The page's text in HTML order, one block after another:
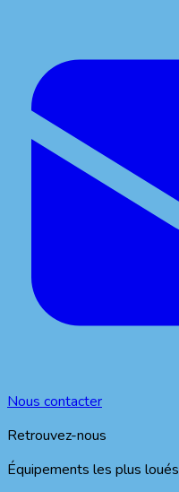
Nous contacter
Retrouvez-nous
Équipements les plus loués